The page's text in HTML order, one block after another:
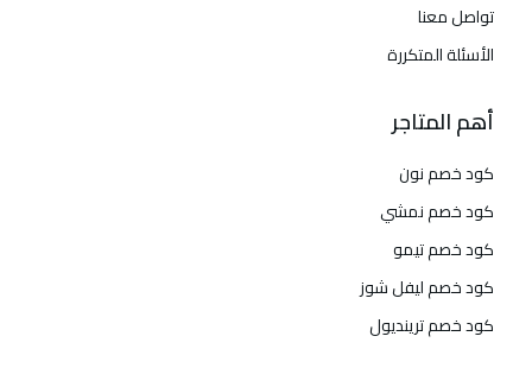
تواصل معنا
الأسئلة المتكررة
أهم المتاجر
كود خصم نون
كود خصم نمشي
كود خصم تيمو
كود خصم ليفل شوز
كود خصم ترينديول